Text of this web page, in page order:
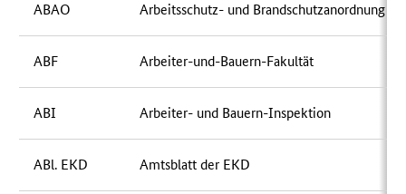
ABAO Arbeitsschutz- und Brandschutzanordnung
ABF Arbeiter-und-Bauern-Fakultät
ABI Arbeiter- und Bauern-Inspektion
ABl. EKD Amtsblatt der EKD